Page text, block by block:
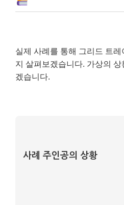
실제 사례를 통해 그리드 트
지 살펴보겠습니다. 가상의
겠습니다.
사례 주인공의 상황